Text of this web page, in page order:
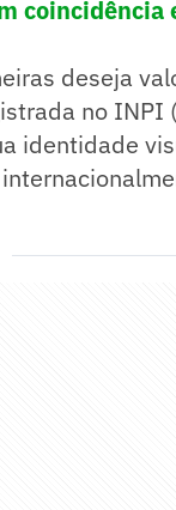
coincidência
deseja
no
identidade